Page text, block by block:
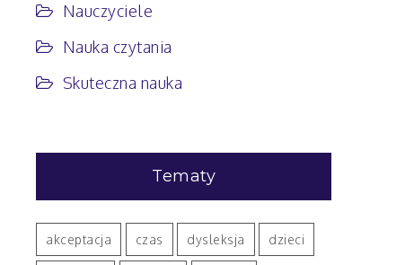
Nauczyciele
Nauka czytania
Skuteczna nauka
Tematy
akceptacja czas dysleksja dzieci